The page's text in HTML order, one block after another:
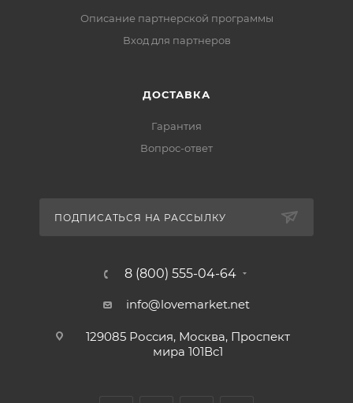
Описание партнерской программы
Вход для партнеров
ДОСТАВКА
Гарантия
Вопрос-ответ
ПОДПИСАТЬСЯ НА РАССЫЛКУ
8 (800) 555-04-64
info@lovemarket.net
129085 Россия, Москва, Проспект
мира 101Вс1